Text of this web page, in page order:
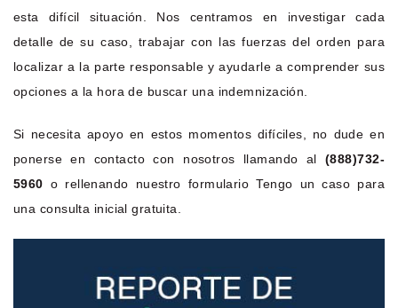
esta difícil situación. Nos centramos en investigar cada
detalle de su caso, trabajar con las fuerzas del orden para
localizar a la parte responsable y ayudarle a comprender sus
opciones a la hora de buscar una indemnización.
Si necesita apoyo en estos momentos difíciles, no dude en
ponerse en contacto con nosotros llamando al(888)732-
5960 o rellenando nuestro formulario Tengo un caso para
una consulta inicial gratuita.